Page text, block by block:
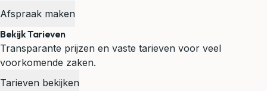
Afspraak maken
Bekijk Tarieven
Transparante prijzen en vaste tarieven voor veel
voorkomende zaken.
Tarieven bekijken